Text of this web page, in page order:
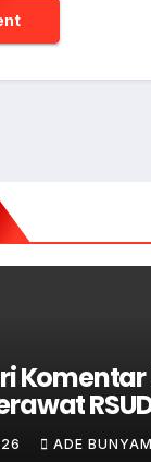
Komentar
Di Non
ADE